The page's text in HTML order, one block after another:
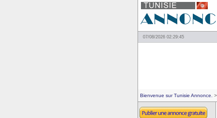
07/08/2026 02:29:45
Bienvenue sur Tunisie Annonce.